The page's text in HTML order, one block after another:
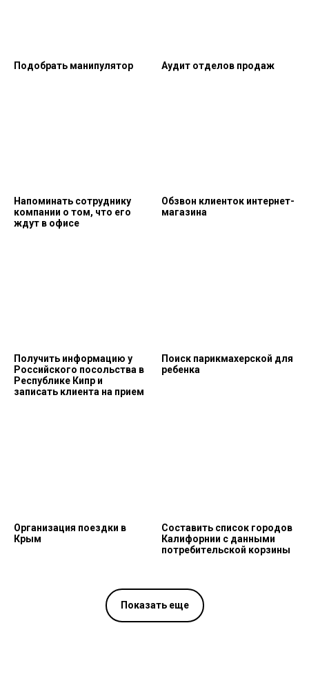
Подобрать манипулятор Аудит отделов продаж
Напоминать сотруднику
компании о том, что его
ждут в офисе
Обзвон клиенток интернет-
магазина
Получить информацию у
Российского посольства в
Республике Кипр и
записать клиента на прием
Поиск парикмахерской для
ребенка
Организация поездки в
Крым
Составить список городов
Калифорнии с данными
потребительской корзины
Показать еще